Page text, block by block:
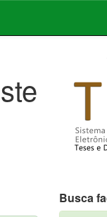
Busca